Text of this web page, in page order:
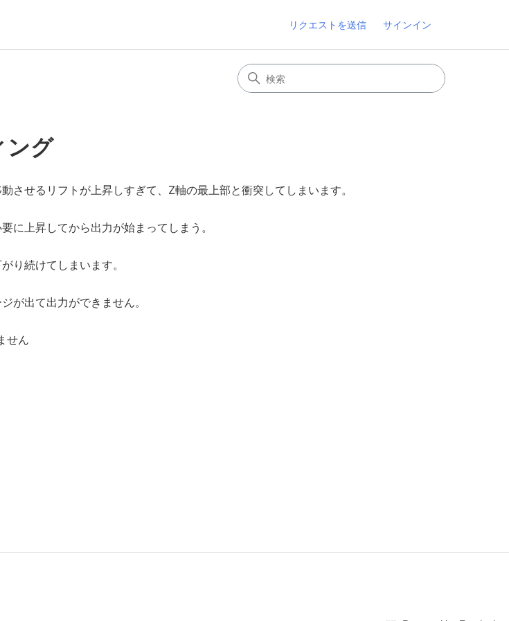
リクエストを送信 サインイン
ング
させるリフトが上昇しすぎて、Z軸の最上部と衝突してしまいます。
に上昇してから出力が始まってしまう。
り続けてしまいます。
が出て出力ができません。
せん